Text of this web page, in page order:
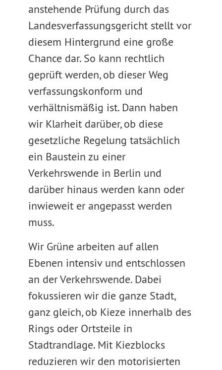
anstehende Prüfung durch das
Landesverfassungsgericht stellt vor
diesem Hintergrund eine große
Chance dar. So kann rechtlich
geprüft werden, ob dieser Weg
verfassungskonform und
verhältnismäßig ist. Dann haben
wir Klarheit darüber, ob diese
gesetzliche Regelung tatsächlich
ein Baustein zu einer
Verkehrswende in Berlin und
darüber hinaus werden kann oder
inwieweit er angepasst werden
muss.
Wir Grüne arbeiten auf allen
Ebenen intensiv und entschlossen
an der Verkehrswende. Dabei
fokussieren wir die ganze Stadt,
ganz gleich, ob Kieze innerhalb des
Rings oder Ortsteile in
Stadtrandlage. Mit Kiezblocks
reduzieren wir den motorisierten